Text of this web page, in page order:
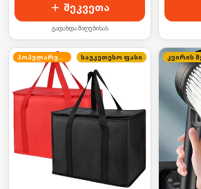
შეკვეთა
გადახდა მიღებისას
პოპულარული საუკეთესო ფასი